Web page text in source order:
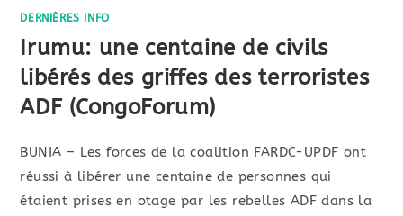
DERNIÈRES INFO
Irumu: une centaine de civils
libérés des griffes des terroristes
ADF (CongoForum)
BUNIA – Les forces de la coalition FARDC-UPDF ont
réussi à libérer une centaine de personnes qui
étaient prises en otage par les rebelles ADF dans la